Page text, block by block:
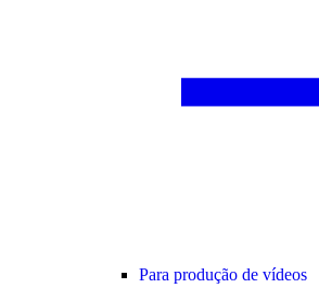
Para produção de vídeos